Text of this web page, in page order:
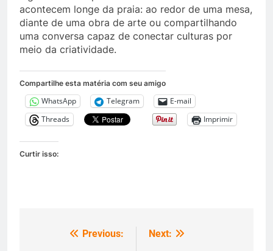
acontecem longe da praia: ao redor de uma mesa,
diante de uma obra de arte ou compartilhando
uma conversa capaz de conectar culturas por
meio da criatividade.
Compartilhe esta matéria com seu amigo
WhatsApp Telegram
E-mail
Threads
Imprimir
Curtir isso:
Navegação
Previous:
Next: